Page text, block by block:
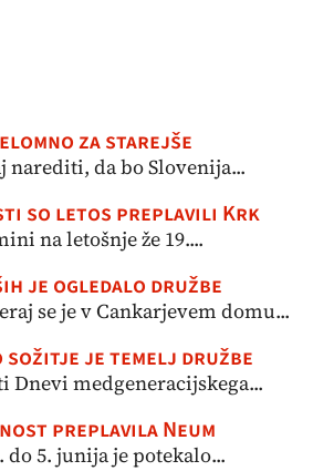
za starejše
narediti, da bo Slovenija...
so letos preplavili Krk
na letošnje že 19....
je ogledalo družbe
se je v Cankarjevem domu...
sožitje je temelj družbe
Dnevi medgeneracijskega...
preplavila Neum
do 5. junija je potekalo...